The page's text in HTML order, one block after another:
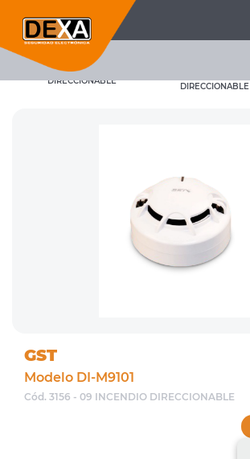
09 INCENDIO
DIRECCIONABLE
DIRECCIONABLE
GST
Modelo DI-M9101
Cód. 3156 - 09 INCENDIO DIRECCIONABLE